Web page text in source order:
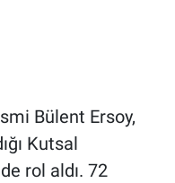
Bülent Ersoy,
Kutsal
rol aldı. 72